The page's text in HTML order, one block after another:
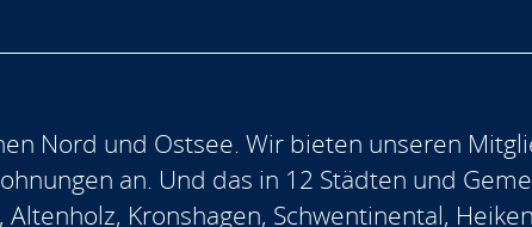
Nord und Ostsee. Wir bieten unseren
an. Und das in 12 Städten und
Kronshagen, Schwentinental,